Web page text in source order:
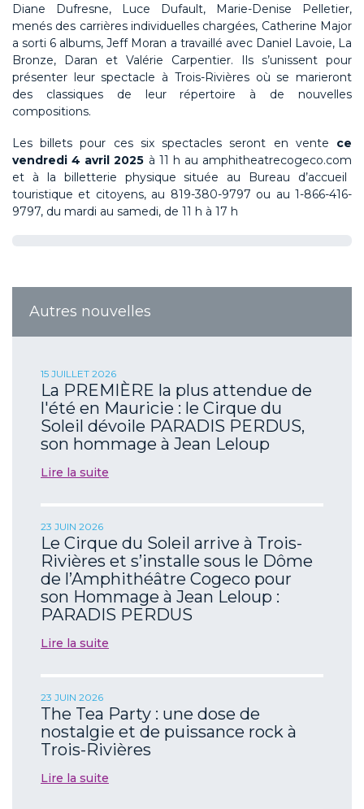
Diane Dufresne, Luce Dufault, Marie-Denise Pelletier,
menés des carrières individuelles chargées, Catherine Major
a sorti 6 albums, Jeff Moran a travaillé avec Daniel Lavoie, La
Bronze,
Daran et Valérie Carpentier. Ils s’unissent pour
présenter leur spectacle à Trois-Rivières où se marieront
des classiques de leur répertoire à de nouvelles
compositions.
Lesbillets pour ces sixspectacles seront en vente ce
vendredi 4 avril 2025 à 11 h au amphitheatrecogeco.com
et à la billetterie physique située au Bureau d’accueil
touristique et citoyens, au 819-380-9797 ou au 1-866-416-
9797, du mardi au samedi, de 11 h à 17 h
Autres nouvelles
15 JUILLET 2026
La PREMIÈRE la plus attendue de
l'été en Mauricie : le Cirque du
Soleil dévoile PARADIS PERDUS,
son hommage à Jean Leloup
Lire la suite
23 JUIN 2026
Le Cirque du Soleil arrive à Trois-
Rivières et s’installe sous le Dôme
de l’Amphithéâtre Cogeco pour
son Hommage à Jean Leloup :
PARADIS PERDUS
Lire la suite
23 JUIN 2026
The Tea Party : une dose de
nostalgie et de puissance rock à
Trois-Rivières
Lire la suite